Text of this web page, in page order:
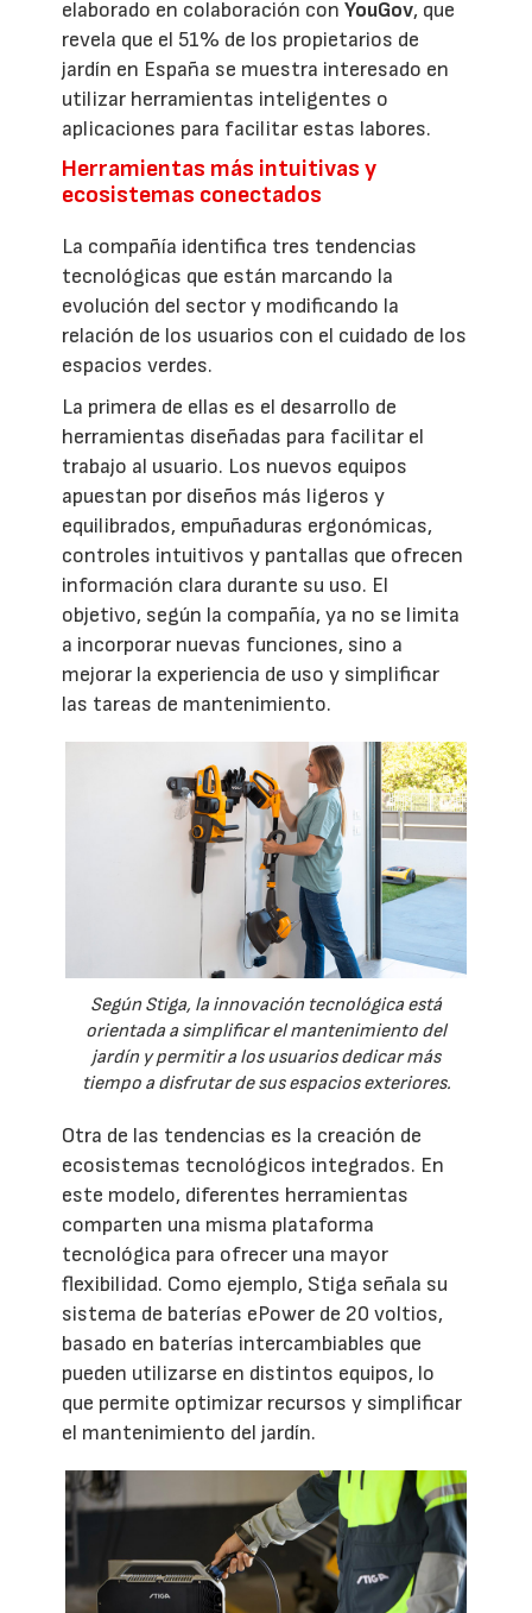
elaborado en colaboración conYouGov, que
revela que el 51% de los propietarios de
jardín en España se muestra interesado en
utilizar herramientas inteligentes o
aplicaciones para facilitar estas labores.
Herramientas más intuitivas y
ecosistemas conectados
La compañía identifica tres tendencias
tecnológicas que están marcando la
evolución del sector y modificando la
relación de los usuarios con el cuidado de los
espacios verdes.
La primera de ellas es el desarrollo de
herramientas diseñadas para facilitar el
trabajo al usuario. Los nuevos equipos
apuestan por diseños más ligeros y
equilibrados, empuñaduras ergonómicas,
controles intuitivos y pantallas que ofrecen
información clara durante su uso. El
objetivo, según la compañía, ya no se limita
a incorporar nuevas funciones, sino a
mejorar la experiencia de uso y simplificar
las tareas de mantenimiento.
Según Stiga, la innovación tecnológica está
orientada a simplificar el mantenimiento del
jardín y permitir a los usuarios dedicar más
tiempo a disfrutar de sus espacios exteriores.
Otra de las tendencias es la creación de
ecosistemas tecnológicos integrados. En
este modelo, diferentes herramientas
comparten una misma plataforma
tecnológica para ofrecer una mayor
flexibilidad. Como ejemplo, Stiga señala su
sistema de baterías ePower de 20 voltios,
basado en baterías intercambiables que
pueden utilizarse en distintos equipos, lo
que permite optimizar recursos y simplificar
el mantenimiento del jardín.